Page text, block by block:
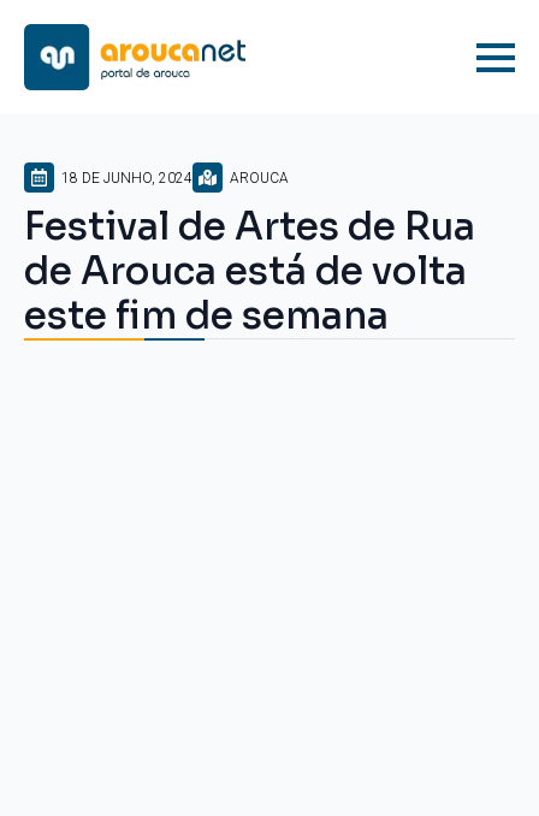
18 DE JUNHO, 2024 AROUCA
Festival de Artes de Rua
de Arouca está de volta
este fim de semana